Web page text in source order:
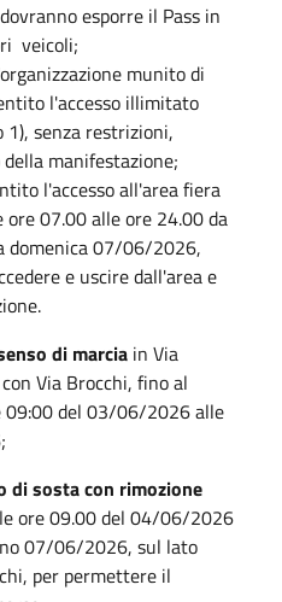
esporre il Pass in
veicoli;
munito di
l'accesso illimitato
senza restrizioni,
manifestazione;
l'accesso all'area fiera
07.00 alle ore 24.00 da
domenica 07/06/2026,
e uscire dall'area e
di marcia in Via
Via Brocchi, fino al
09:00 del 03/06/2026 alle
di sosta con rimozione
ore 09.00 del 04/06/2026
07/06/2026, sul lato
per permettere il